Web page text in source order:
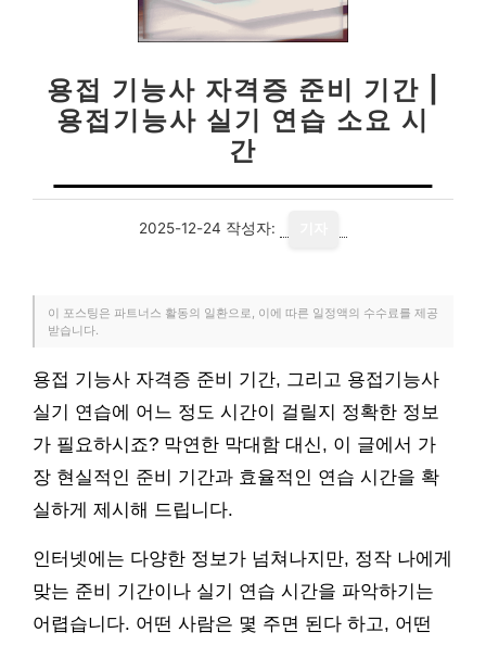
용접 기능사 자격증 준비 기간 |
용접기능사 실기 연습 소요 시
간
2025-12-24 작성자:
이 포스팅은 파트너스 활동의 일환으로, 이에 따른 일정액의 수수료를 제공
받습니다.
용접 기능사 자격증 준비 기간, 그리고 용접기능사
실기 연습에 어느 정도 시간이 걸릴지 정확한 정보
가 필요하시죠? 막연한 막대함 대신, 이 글에서 가
장 현실적인 준비 기간과 효율적인 연습 시간을 확
실하게 제시해 드립니다.
인터넷에는 다양한 정보가 넘쳐나지만, 정작 나에게
맞는 준비 기간이나 실기 연습 시간을 파악하기는
어렵습니다. 어떤 사람은 몇 주면 된다 하고, 어떤